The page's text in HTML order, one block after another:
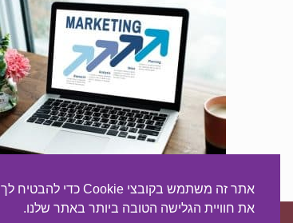
אתר זה משתמש בקובצי Cookie כדי להבטיח לך
את חוויית הגלישה הטובה ביותר באתר שלנו.